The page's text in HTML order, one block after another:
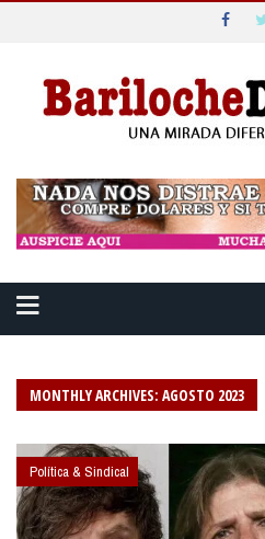
MONTHLY ARCHIVES: AGOSTO 2023
Política & Sindical